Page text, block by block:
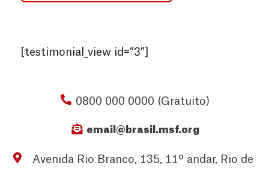
[testimonial_view id=”3″]
0800 000 0000 (Gratuito)
email@brasil.msf.org
Avenida Rio Branco, 135, 11º andar, Rio de